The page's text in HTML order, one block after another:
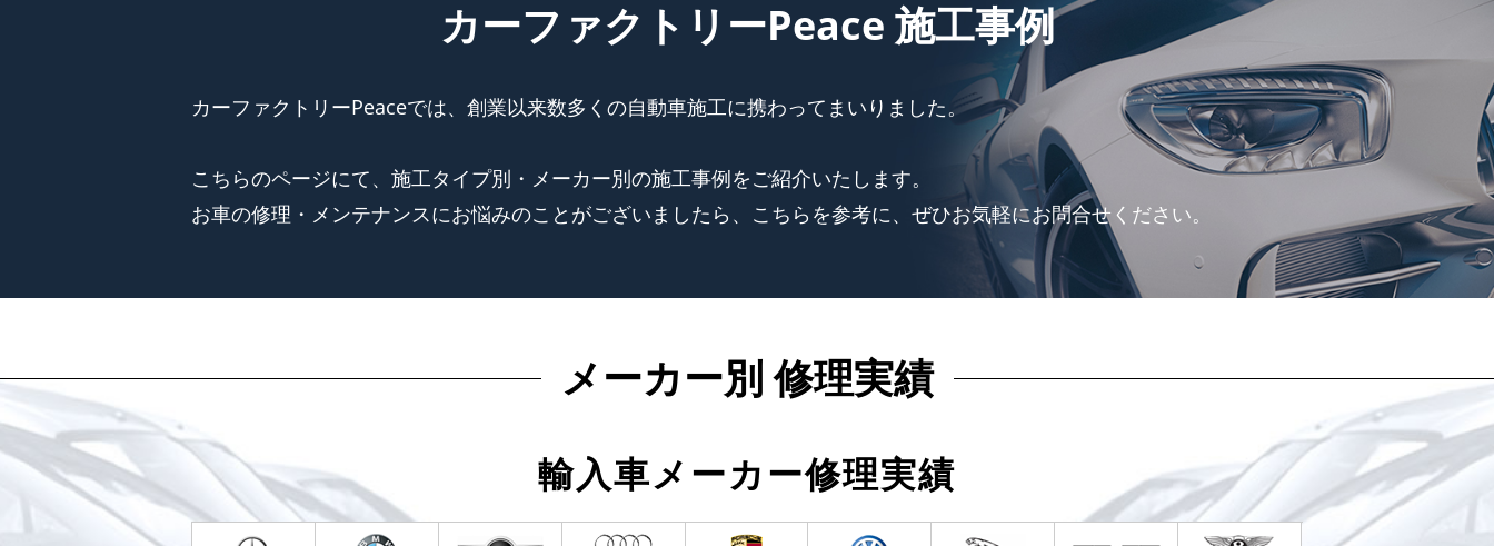
カーファクトリーPeace 施工事例
カーファクトリーPeaceでは、創業以来数多くの自動車施工に携わってまいりました。
こちらのページにて、施工タイプ別・メーカー別の施工事例をご紹介いたします。
お車の修理・メンテナンスにお悩みのことがございましたら、こちらを参考に、ぜひお気軽にお問合せください。
メーカー別 修理実績
輸入車メーカー修理実績